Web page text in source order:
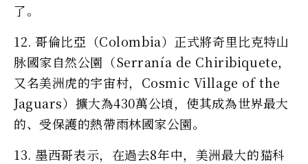
了。
12. 哥倫比亞（Colombia）正式將奇里比克特山
脉國家自然公園（Serranía de Chiribiquete，
又名美洲虎的宇宙村，Cosmic Village of the
Jaguars）擴大為430萬公頃，使其成為世界最大
的、受保護的熱帶雨林國家公園。
13. 墨西哥表示，在過去8年中，美洲最大的猫科